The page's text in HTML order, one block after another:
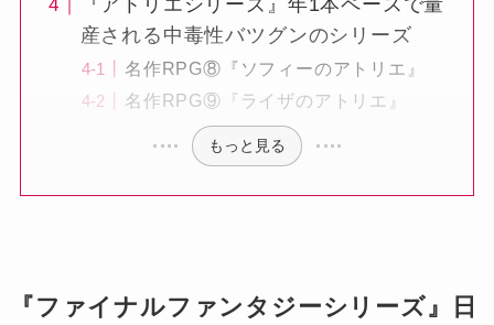
『アトリエシリーズ』年1本ペースで量
産される中毒性バツグンのシリーズ
名作RPG⑧『ソフィーのアトリエ』
名作RPG⑨『ライザのアトリエ』
もっと見る
『ファイナルファンタジーシリーズ』日